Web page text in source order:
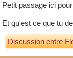
Petit passage ici
Et qu'est ce que tu
Discussion entre